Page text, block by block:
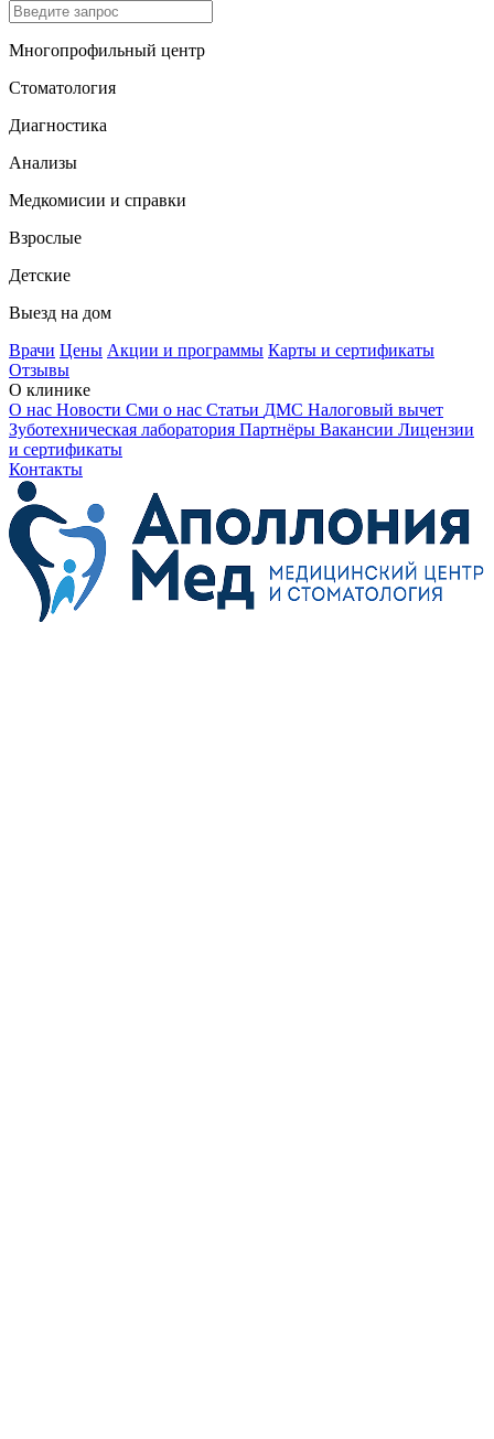
Многопрофильный центр
Стоматология
Диагностика
Анализы
Медкомисии и справки
Взрослые
Детские
Выезд на дом
Врачи Цены Акции и программы Карты и сертификаты
Отзывы
О клинике
О нас Новости Сми о нас Статьи ДМС Налоговый вычет
Зуботехническая лаборатория Партнёры Вакансии Лицензии
и сертификаты
Контакты